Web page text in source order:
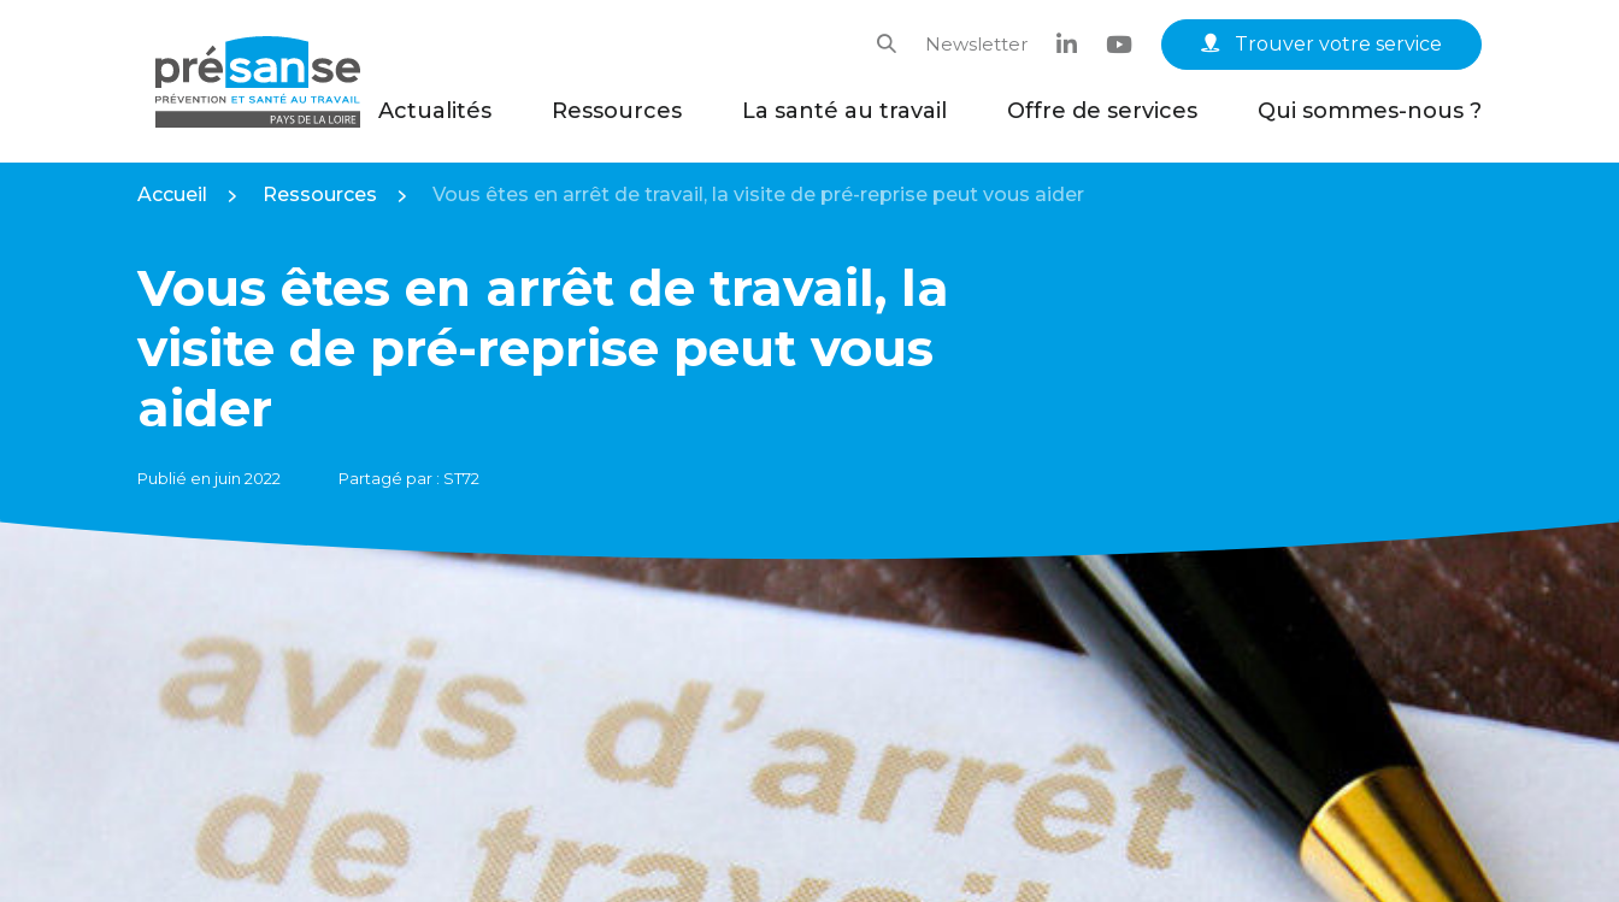
Newsletter LinkedinYouTube Trouver votre service
Actualités Ressources La santé au travail Offre de services Qui sommes-nous ?
Vous êtes en arrêt de travail, la
visite de pré-reprise peut vous
aider
Publié en juin 2022 Partagé par : ST72
Accueil Ressources Vous êtes en arrêt de travail, la visite de pré-reprise peut vous aider